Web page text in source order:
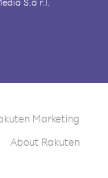
Marketing
About Rakuten